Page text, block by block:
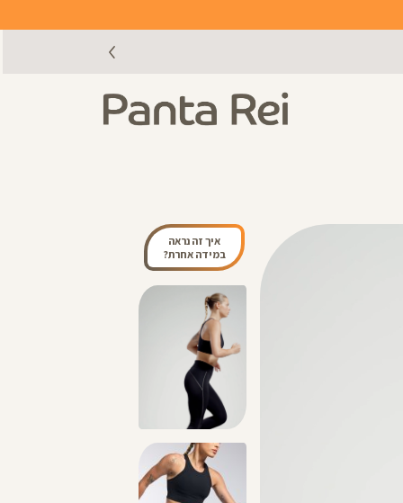
איך זה נראה
במידה אחרת?